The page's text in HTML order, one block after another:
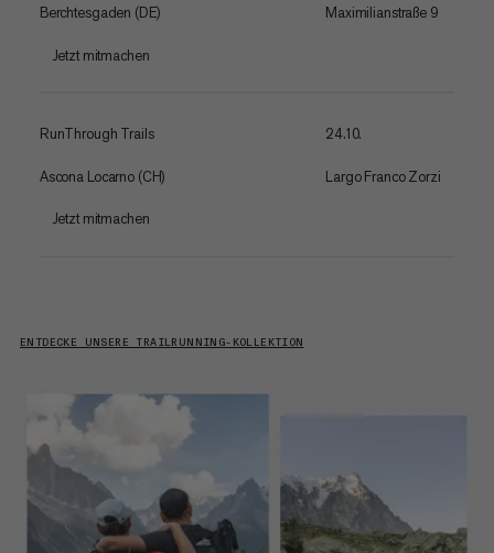
Berchtesgaden (DE) Maximilianstraße 9
Jetzt mitmachen
24.10.
Ascona Locarno (CH)
RunThrough Trails
Largo Franco Zorzi
Jetzt mitmachen
ENTDECKE UNSERE TRAILRUNNING-KOLLEKTION